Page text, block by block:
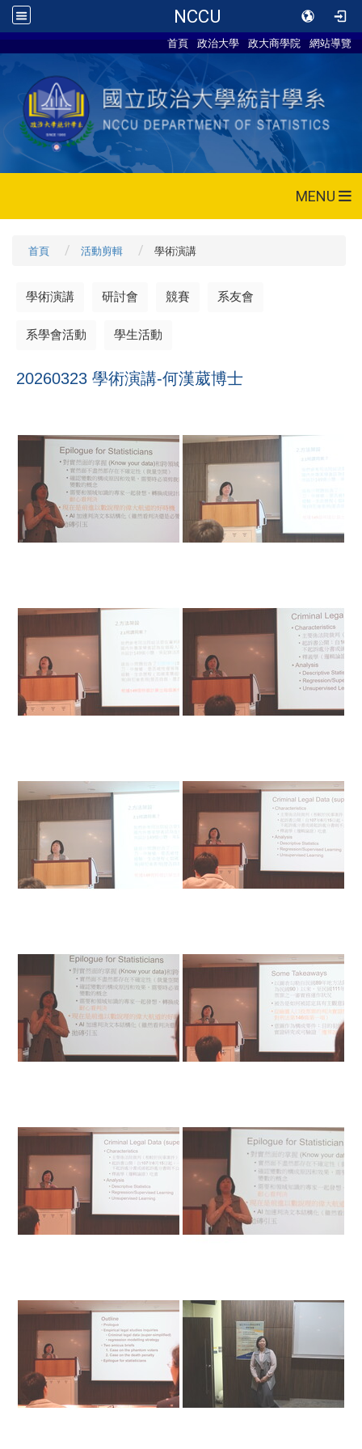
NCCU
首頁 政治大學 政大商學院 網站導覽
MENU
首頁 活動剪輯 學術演講
學術演講 研討會 競賽 系友會
系學會活動 學生活動
20260323 學術演講-何漢葳博士